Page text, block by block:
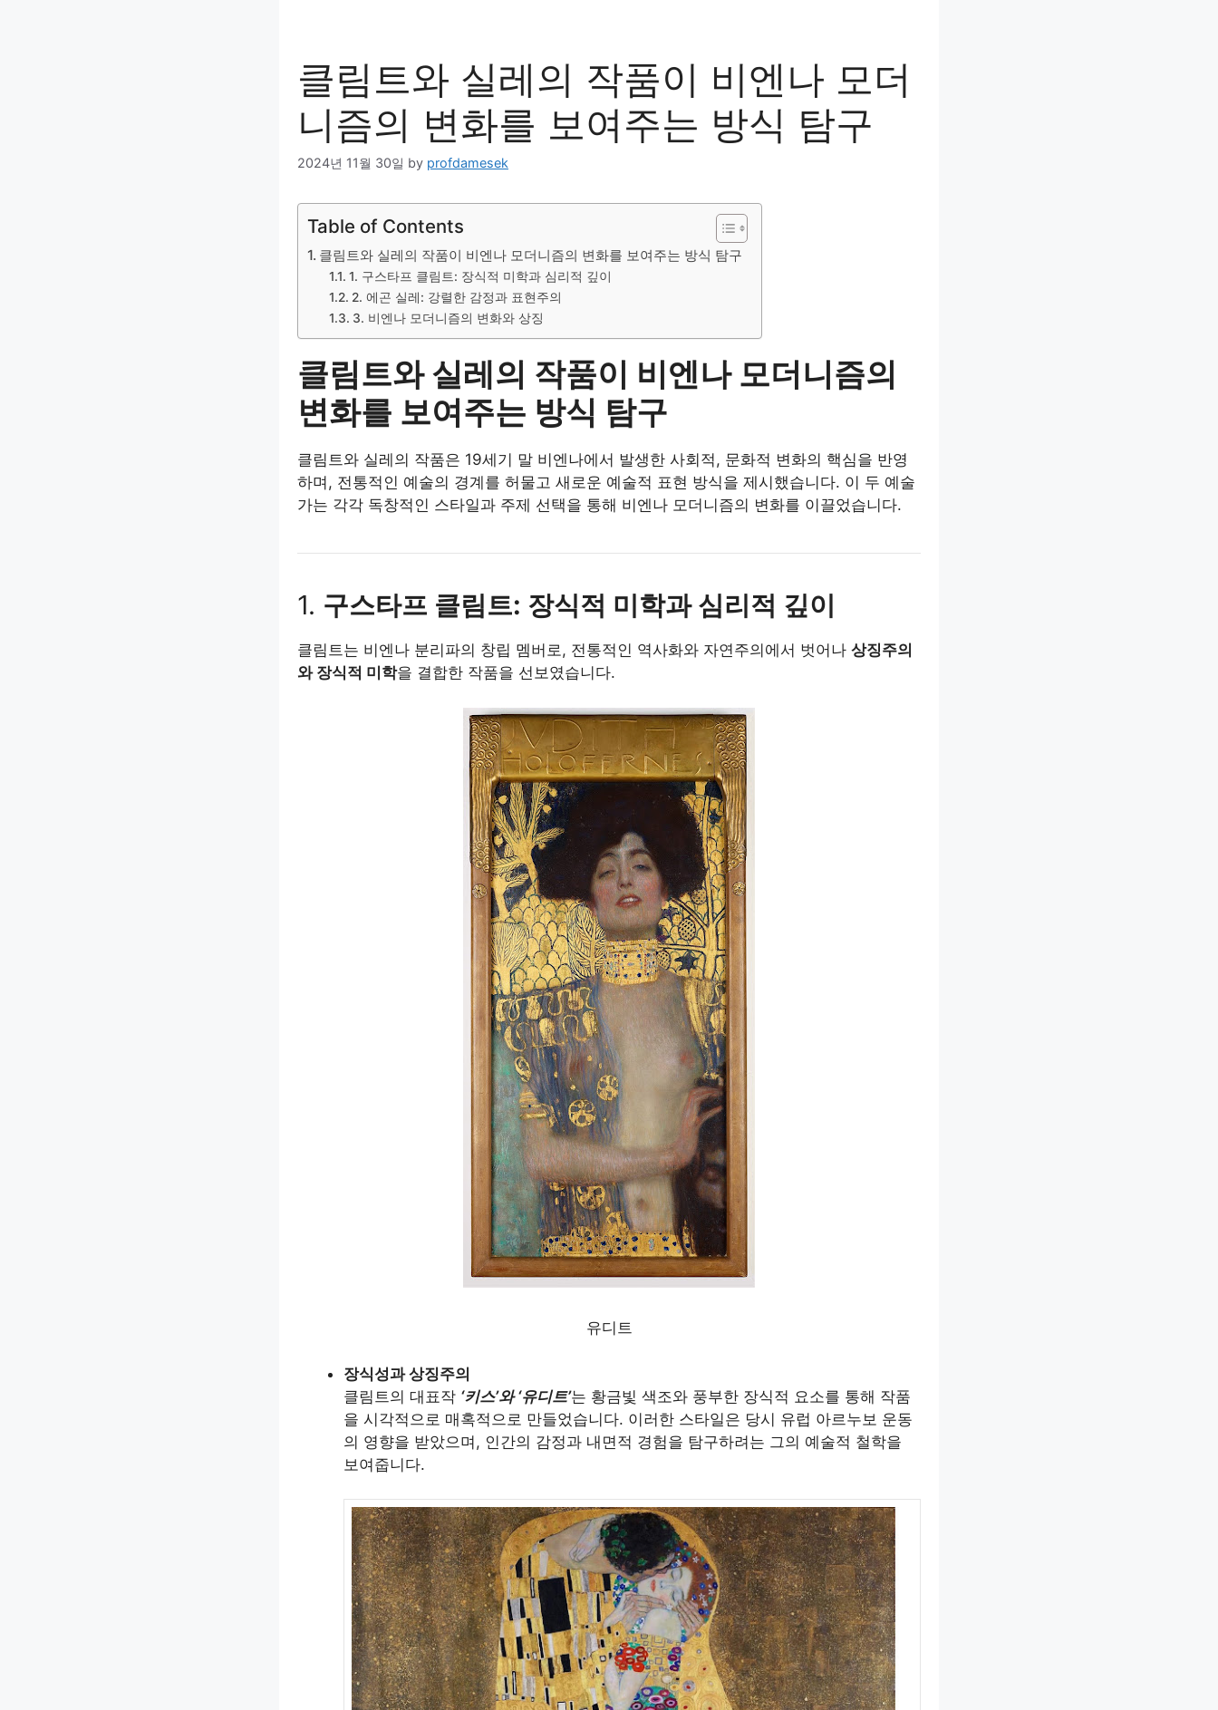
클림트와 실레의 작품이 비엔나 모더
니즘의 변화를 보여주는 방식 탐구
2024년 11월 30일 by profdamesek
Table of Contents
클림트와 실레의 작품이 비엔나 모더니즘의 변화를 보여주는 방식 탐구
1. 구스타프 클림트: 장식적 미학과 심리적 깊이
2. 에곤 실레: 강렬한 감정과 표현주의
3. 비엔나 모더니즘의 변화와 상징
클림트와 실레의 작품이 비엔나 모더니즘의
변화를 보여주는 방식 탐구
클림트와 실레의 작품은 19세기 말 비엔나에서 발생한 사회적, 문화적 변화의 핵심을 반영
하며, 전통적인 예술의 경계를 허물고 새로운 예술적 표현 방식을 제시했습니다. 이 두 예술
가는 각각 독창적인 스타일과 주제 선택을 통해 비엔나 모더니즘의 변화를 이끌었습니다.
1. 구스타프 클림트: 장식적 미학과 심리적 깊이
클림트는 비엔나 분리파의 창립 멤버로, 전통적인 역사화와 자연주의에서 벗어나 상징주의
와 장식적 미학을 결합한 작품을 선보였습니다.
유디트
장식성과 상징주의
클림트의 대표작 ‘키스’와 ‘유디트’는 황금빛 색조와 풍부한 장식적 요소를 통해 작품
을 시각적으로 매혹적으로 만들었습니다. 이러한 스타일은 당시 유럽 아르누보 운동
의 영향을 받았으며, 인간의 감정과 내면적 경험을 탐구하려는 그의 예술적 철학을
보여줍니다.